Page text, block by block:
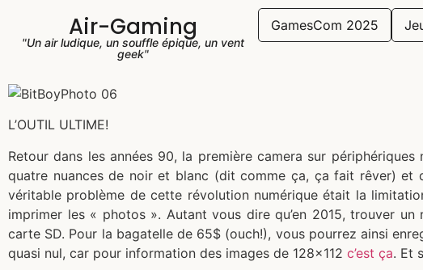
Air-Gaming
"Un air ludique, un souffle épique, un vent
geek"
GamesCom 2025
L’OUTIL ULTIME!
Retour dans les années 90, la première camera sur
quatre nuances de noir et blanc (dit comme ça, ça fait rêver) et
véritable problème de cette révolution numérique était la
imprimer les « photos ». Autant vous dire qu’en 2015, trouver
carte SD. Pour la bagatelle de 65$ (ouch!), vous pourrez ainsi
quasi nul, car pour information des images de 128×112 c’est ça. Et